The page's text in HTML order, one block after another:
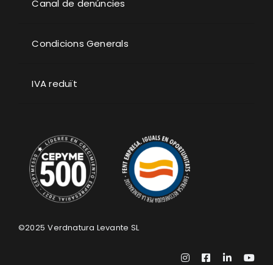
Canal de denúncies
Condicions Generals
IVA reduït
©2025 Verdnatura Levante SL